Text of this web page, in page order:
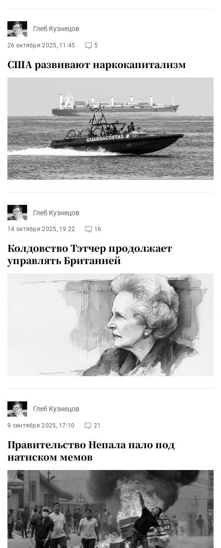
Глеб Кузнецов
26 октября 2025, 11:45 5
США развивают наркокапитализм
Глеб Кузнецов
14 октября 2025, 19:22 16
Колдовство Тэтчер продолжает
управлять Британией
Глеб Кузнецов
9 сентября 2025, 17:10 21
Правительство Непала пало под
натиском мемов